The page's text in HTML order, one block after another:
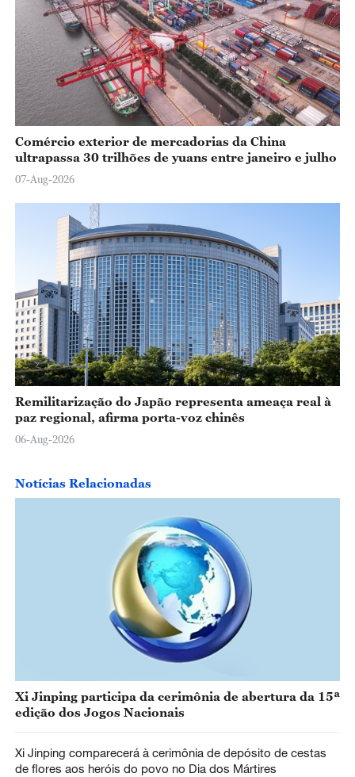
Comércio exterior de mercadorias da China
ultrapassa 30 trilhões de yuans entre janeiro e julho
07-Aug-2026
Remilitarização do Japão representa ameaça real à
paz regional, afirma porta-voz chinês
06-Aug-2026
Notícias Relacionadas
Xi Jinping participa da cerimônia de abertura da 15ª
edição dos Jogos Nacionais
Xi Jinping comparecerá à cerimônia de depósito de cestas
de flores aos heróis do povo no Dia dos Mártires